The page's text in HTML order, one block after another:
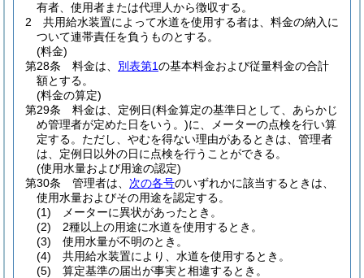
有者、使用者または代理人から徴収する。
2
共用給水装置によって水道を使用する者は、料金の納入に
ついて連帯責任を負うものとする。
(料金)
第28条
料金は、 別表第1の基本料金および従量料金の合計
額とする。
(料金の算定)
第29条
料金は、定例日(料金算定の基準日として、あらかじ
め管理者が定めた日をいう。)に、メーターの点検を行い算
定する。 ただし、やむを得ない理由があるときは、管理者
は、定例日以外の日に点検を行うことができる。
(使用水量および用途の認定)
第30条
管理者は、 次の各号のいずれかに該当するときは、
使用水量およびその用途を認定する。
(1)
メーターに異状があったとき。
(2)
2種以上の用途に水道を使用するとき。
(3)
使用水量が不明のとき。
(4)
共用給水装置により、水道を使用するとき。
(5)
算定基準の届出が事実と相違するとき。